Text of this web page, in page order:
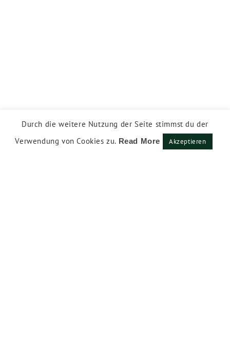
Durch die weitere Nutzung der Seite stimmst du der
Verwendung von Cookies zu. Read More Akzeptieren